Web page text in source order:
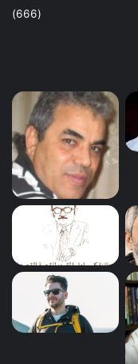
(666)